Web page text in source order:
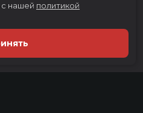
с нашей политикой